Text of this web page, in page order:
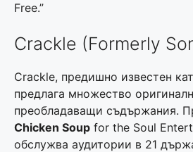
Free.”
Crackle (Formerly
Crackle, предишно известен
предлага множество
преобладаващи съдържания.
Chicken Soup for the Soul
обслужва аудитории в 21